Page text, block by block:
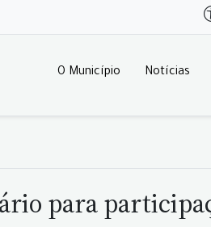
O Município Notícias
para